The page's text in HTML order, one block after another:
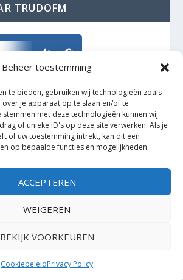
Beheer toestemming
te bieden, gebruiken wij technologieën zoals
je apparaat op te slaan en/of te
met deze technologieën kunnen wij
of unieke ID's op deze site verwerken. Als je
of uw toestemming intrekt, kan dit een
op bepaalde functies en mogelijkheden.
ACCEPTEREN
WEIGEREN
BEKIJK VOORKEUREN
CookiebeleidPrivacy Policy
TRUDOFM
TrudoFM
Elegant Themes| Mogelijk gemaakt door